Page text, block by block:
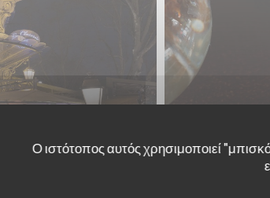
Ο ιστότοπος αυτός χρησιμοποιεί